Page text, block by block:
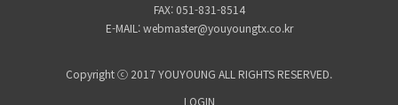
FAX: 051-831-8514
E-MAIL: webmaster@youyoungtx.co.kr
Copyright ⓒ 2017 YOUYOUNG ALL RIGHTS RESERVED.
LOGIN